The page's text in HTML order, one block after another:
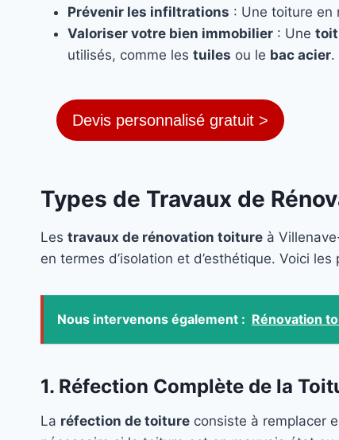
Prévenir les infiltrations : Une toiture en
Valoriser votre bien immobilier : Une
utilisés, comme les tuiles ou le bac acier.
Devis personnalisé gratuit >
Types de Travaux de
Les travaux de rénovation toiture à
en termes d’isolation et d’esthétique. Voici
Nous intervenons également : Rénovation
1. Réfection Complète de la
La réfection de toiture consiste à remplacer